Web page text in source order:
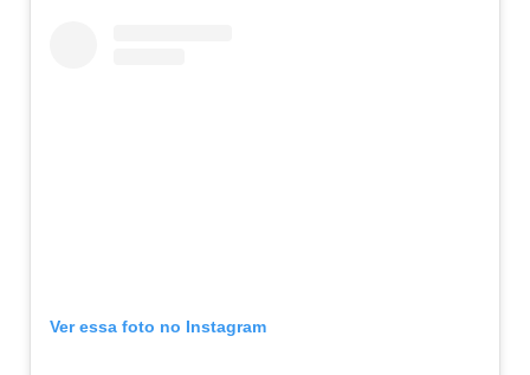
Ver essa foto no Instagram